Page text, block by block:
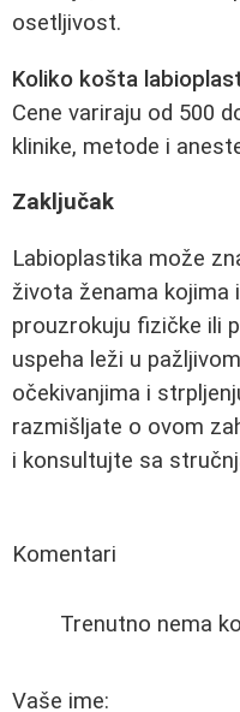
osetljivost.
Koliko košta
Cene variraju od 500
klinike, metode i
Zaključak
Labioplastika može
života ženama kojima
prouzrokuju fizičke ili
uspeha leži u
očekivanjima i
razmišljate o ovom
i konsultujte sa
Komentari
Trenutno nema
Vaše ime: